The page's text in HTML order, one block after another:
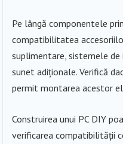
Pe lângă componentele
compatibilitatea
suplimentare, sistemele de
sunet adiționale. Verifică
permit montarea acestor
Construirea unui PC DIY
verificarea compatibilității